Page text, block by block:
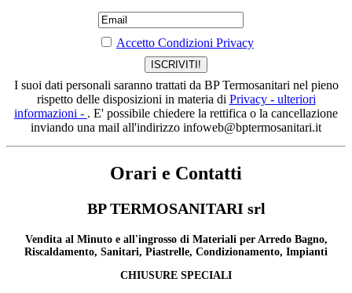
Accetto Condizioni Privacy
I suoi dati personali saranno trattati da BP Termosanitari nel pieno
rispetto delle disposizioni in materia di Privacy - ulteriori
informazioni - . E' possibile chiedere la rettifica o la cancellazione
inviando una mail all'indirizzo infoweb@bptermosanitari.it
Orari e Contatti
BP TERMOSANITARI srl
Vendita al Minuto e all'ingrosso di Materiali per Arredo Bagno,
Riscaldamento, Sanitari, Piastrelle, Condizionamento, Impianti
CHIUSURE SPECIALI